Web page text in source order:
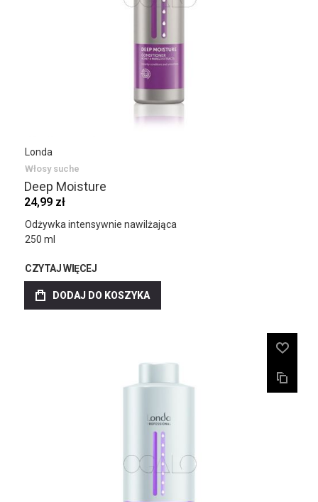
Londa
Włosy suche
Deep Moisture
24,99 zł
Odżywka intensywnie nawilżająca
250 ml
CZYTAJ WIĘCEJ
DODAJ DO KOSZYKA